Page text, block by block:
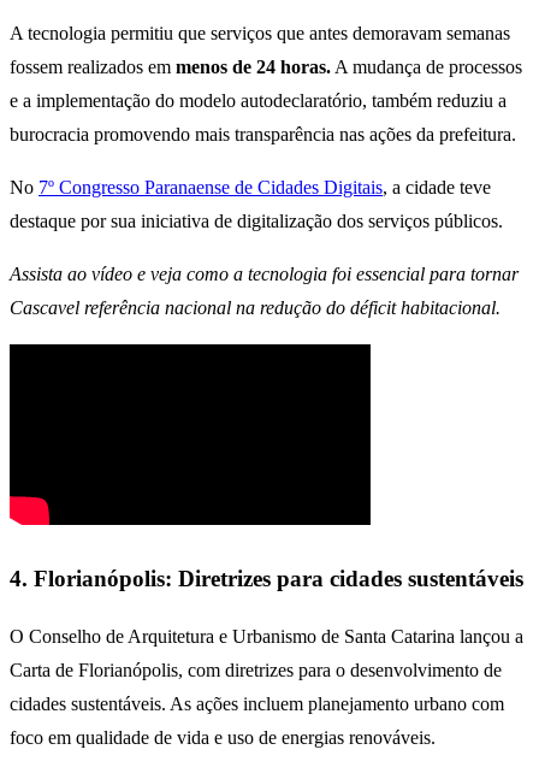
A tecnologia permitiu que serviços que antes demoravam semanas
fossem realizados em menos de 24 horas. A mudança de processos
e a implementação do modelo autodeclaratório, também reduziu a
burocracia promovendo mais transparência nas ações da prefeitura.
No 7º Congresso Paranaense de Cidades Digitais, a cidade teve
destaque por sua iniciativa de digitalização dos serviços públicos.
Assista ao vídeo e veja como a tecnologia foi essencial para tornar
Cascavel referência nacional na redução do déficit habitacional.
4. Florianópolis: Diretrizes para cidades sustentáveis
O Conselho de Arquitetura e Urbanismo de Santa Catarina lançou a
Carta de Florianópolis, com diretrizes para o desenvolvimento de
cidades sustentáveis. As ações incluem planejamento urbano com
foco em qualidade de vida e uso de energias renováveis.